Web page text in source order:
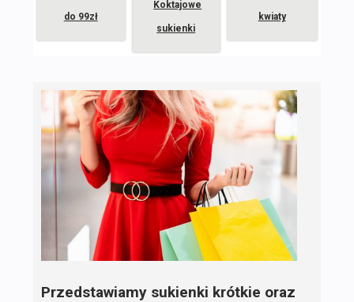
do 99zł
Koktajowe
sukienki
kwiaty
Przedstawiamy sukienki krótkie oraz